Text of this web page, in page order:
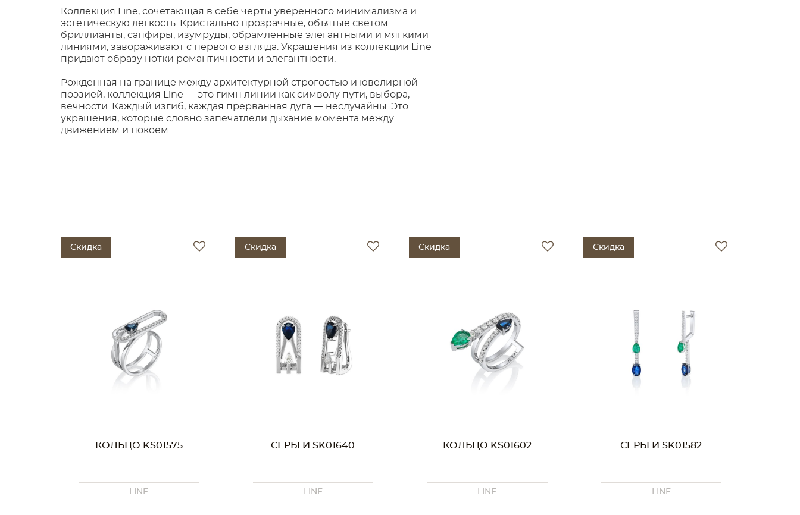
Коллекция Line, сочетающая в себе черты уверенного минимализма и
эстетическую легкость. Кристально прозрачные, объятые светом
бриллианты, сапфиры, изумруды, обрамленные элегантными и мягкими
линиями, завораживают с первого взгляда. Украшения из коллекции Line
придают образу нотки романтичности и элегантности.
Рожденная на границе между архитектурной строгостью и ювелирной
поэзией, коллекция Line — это гимн линии как символу пути, выбора,
вечности. Каждый изгиб, каждая прерванная дуга — неслучайны. Это
украшения, которые словно запечатлели дыхание момента между
движением и покоем.
Скидка
КОЛЬЦО KS01575
LINE
Скидка
СЕРЬГИ SK01640
LINE
Скидка
КОЛЬЦО KS01602
LINE
Скидка
СЕРЬГИ SK01582
LINE